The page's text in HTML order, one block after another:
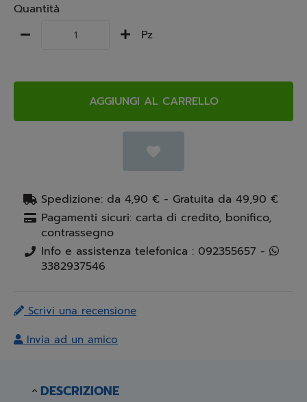
Quantità
Pz
AGGIUNGI AL CARRELLO
Spedizione: da 4,90 € - Gratuita da 49,90 €
Pagamenti sicuri: carta di credito, bonifico,
contrassegno
Info e assistenza telefonica : 092355657 -
3382937546
Scrivi una recensione
Invia ad un amico
DESCRIZIONE